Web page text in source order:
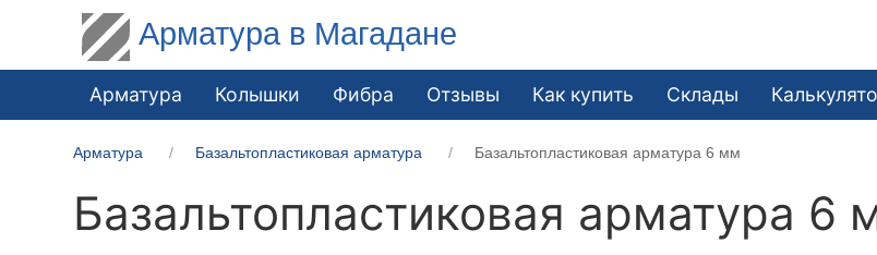
Арматура в Магадане
Арматура Колышки Фибра Отзывы Как купить Склады
Арматура Базальтопластиковая арматура Базальтопластиковая арматура 6 мм
Базальтопластиковая арматура 6